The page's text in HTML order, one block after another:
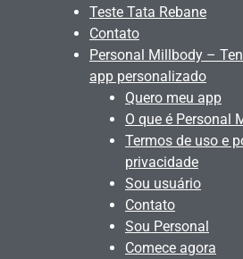
Teste Tata Rebane
Contato
Personal Millbody –
app personalizado
Quero meu app
O que é Personal
Termos de uso e
privacidade
Sou usuário
Contato
Sou Personal
Comece agora